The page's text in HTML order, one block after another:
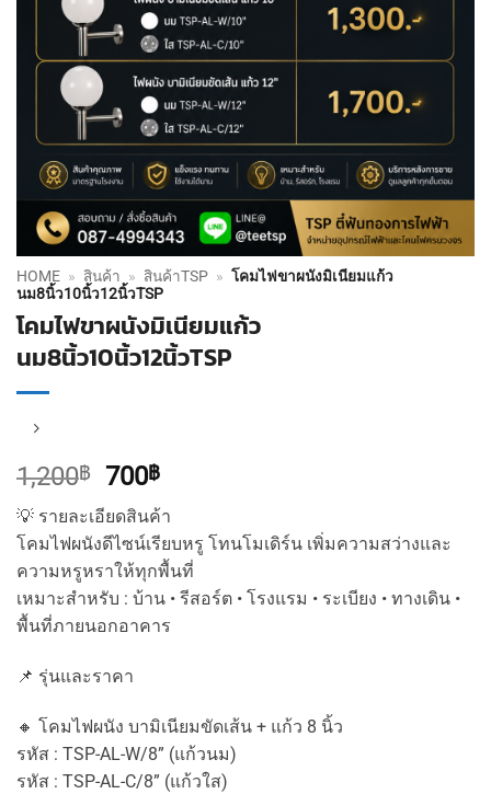
HOME » สินค้า » สินค้าTSP » โคมไฟขาผนังมิเนียมแก้ว
นม8นิ้ว10นิ้ว12นิ้วTSP
โคมไฟขาผนังมิเนียมแก้ว
นม8นิ้ว10นิ้ว12นิ้วTSP
1,200฿
Original
price
was:
1,200฿.
700฿Current
price
is:
700฿.
💡 รายละเอียดสินค้า
โคมไฟผนังดีไซน์เรียบหรู โทนโมเดิร์น เพิ่มความสว่างและ
ความหรูหราให้ทุกพื้นที่
เหมาะสำหรับ : บ้าน • รีสอร์ต • โรงแรม • ระเบียง • ทางเดิน •
พื้นที่ภายนอกอาคาร
📌 รุ่นและราคา
🔸 โคมไฟผนัง บามิเนียมขัดเส้น + แก้ว 8 นิ้ว
รหัส : TSP-AL-W/8” (แก้วนม)
รหัส : TSP-AL-C/8” (แก้วใส)